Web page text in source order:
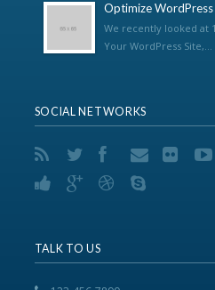
Optimize WordPress
We recently looked at
Your WordPress Site,...
SOCIAL NETWORKS
TALK TO US